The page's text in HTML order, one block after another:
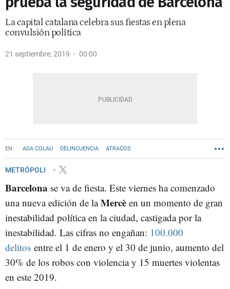
La capital catalana celebra sus fiestas en plena
convulsión política
21 septiembre, 2019 00:00
ADA COLAU DELINCUENCIA ATRACOS
METRÓPOLI
Barcelona se va de fiesta. Este viernes ha comenzado
una nueva edición de laMercè en un momento de gran
inestabilidad política en la ciudad, castigada por la
inestabilidad. Las cifras no engañan: 100.000
delitos entre el 1 de enero y el 30 de junio, aumento del
30% de los robos con violencia y 15 muertes violentas
en este 2019.